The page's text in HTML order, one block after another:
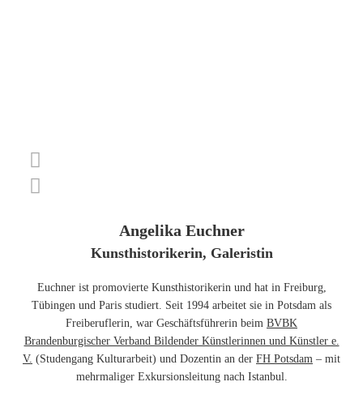
Angelika Euchner
Kunsthistorikerin, Galeristin
Euchner ist promovierte Kunsthistorikerin und hat in Freiburg,
Tübingen und Paris studiert. Seit 1994 arbeitet sie in Potsdam als
Freiberuflerin, war Geschäftsführerin beim BVBK
Brandenburgischer Verband Bildender Künstlerinnen und Künstler e.
V. (Studengang Kulturarbeit) und Dozentin an der FH Potsdam – mit
mehrmaliger Exkursionsleitung nach Istanbul.